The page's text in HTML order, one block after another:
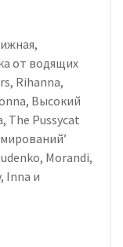
от водящих
Rihanna,
Высокий
The Pussycat
Morandi,
Inna и